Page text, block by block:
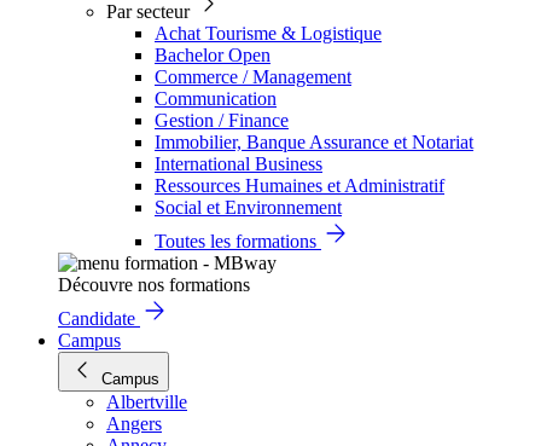
Par secteur
Achat Tourisme & Logistique
Bachelor Open
Commerce / Management
Communication
Gestion / Finance
Immobilier, Banque Assurance et Notariat
International Business
Ressources Humaines et Administratif
Social et Environnement
Toutes les formations
Découvre nos formations
Candidate
Campus
Campus
Albertville
Angers